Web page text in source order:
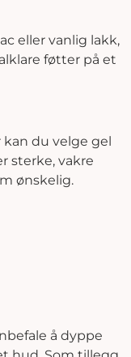
eller vanlig lakk,
føtter på et
kan du velge gel
sterke, vakre
ønskelig.
å dyppe